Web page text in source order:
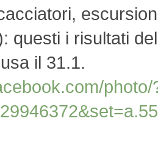
questi i risultati
il 31.1.
photo/